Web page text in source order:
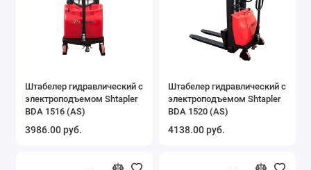
Штабелер гидравлический с
электроподъемом Shtapler
BDA 1516 (AS)
3986.00 руб.
Штабелер гидравлический с
электроподъемом Shtapler
BDA 1520 (AS)
4138.00 руб.